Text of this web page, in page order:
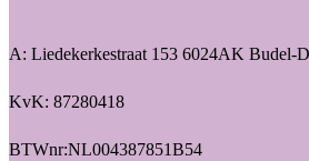
A: Liedekerkestraat 153 6024AK Budel-
KvK: 87280418
BTWnr:NL004387851B54